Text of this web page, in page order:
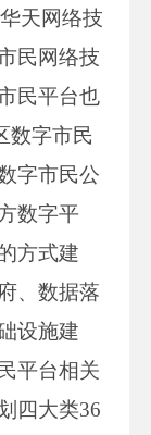
天网络技
民网络技
民平台也
数字市民
字市民公
数字平
方式建
、数据落
设施建
平台相关
四大类36